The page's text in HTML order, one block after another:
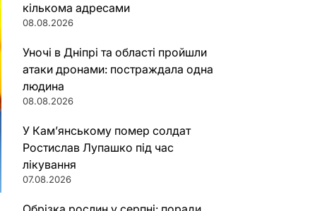
кількома адресами
08.08.2026
Уночі в Дніпрі та області пройшли
атаки дронами: постраждала одна
людина
08.08.2026
У Кам’янському помер солдат
Ростислав Лупашко під час
лікування
07.08.2026